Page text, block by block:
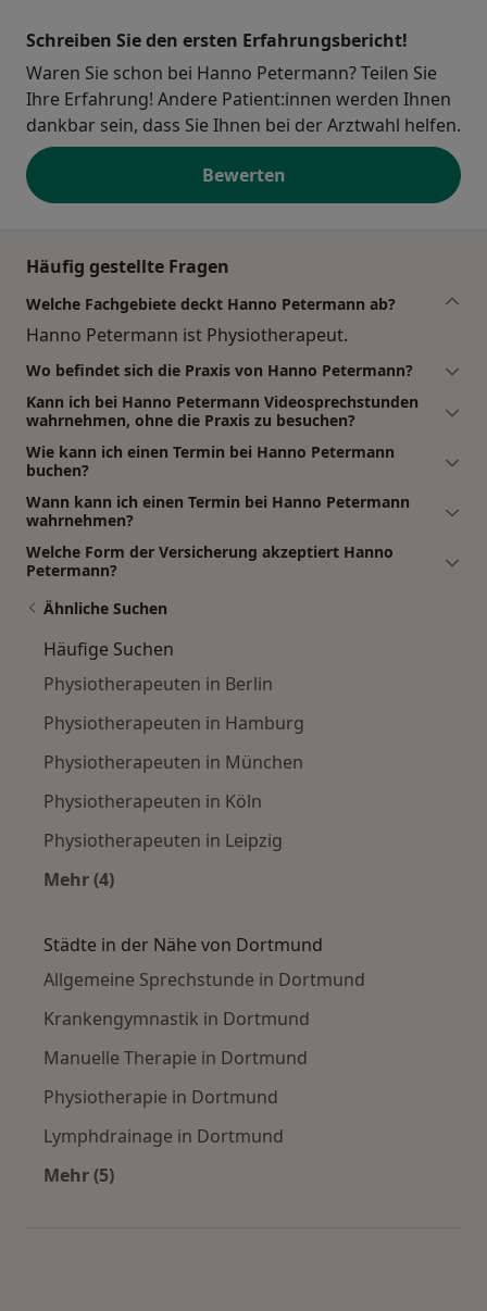
Schreiben Sie den ersten Erfahrungsbericht!
Waren Sie schon bei Hanno Petermann? Teilen Sie
Ihre Erfahrung! Andere Patient:innen werden Ihnen
dankbar sein, dass Sie Ihnen bei der Arztwahl helfen.
Bewerten
Häufig gestellte Fragen
Welche Fachgebiete deckt Hanno Petermann ab?
Hanno Petermann ist Physiotherapeut.
Wo befindet sich die Praxis von Hanno Petermann?
Kann ich bei Hanno Petermann Videosprechstunden
wahrnehmen, ohne die Praxis zu besuchen?
Wie kann ich einen Termin bei Hanno Petermann
buchen?
Wann kann ich einen Termin bei Hanno Petermann
wahrnehmen?
Welche Form der Versicherung akzeptiert Hanno
Petermann?
Ähnliche Suchen
Häufige Suchen
Physiotherapeuten in Berlin
Physiotherapeuten in Hamburg
Physiotherapeuten in München
Physiotherapeuten in Köln
Physiotherapeuten in Leipzig
Mehr (4)
Städte in der Nähe von Dortmund
Allgemeine Sprechstunde in Dortmund
Krankengymnastik in Dortmund
Manuelle Therapie in Dortmund
Physiotherapie in Dortmund
Lymphdrainage in Dortmund
Mehr (5)